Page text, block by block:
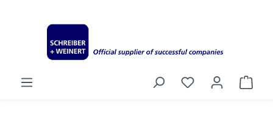
Du hast 0